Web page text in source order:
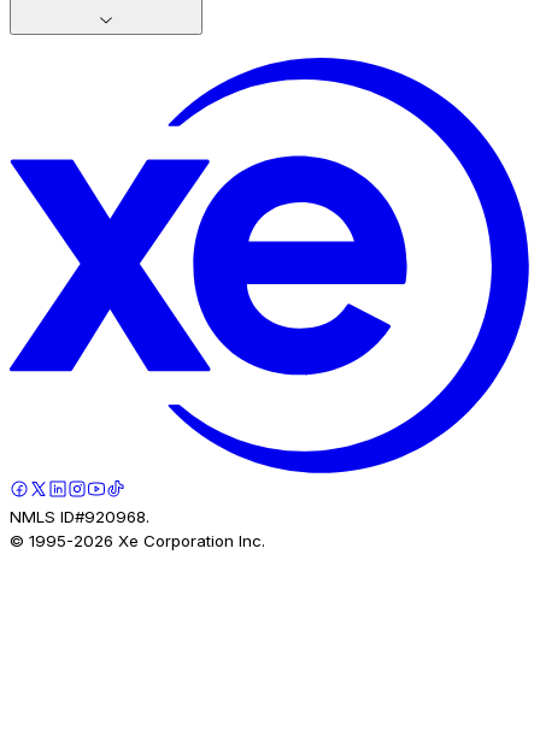
NMLS ID#920968.
© 1995-2026 Xe Corporation Inc.